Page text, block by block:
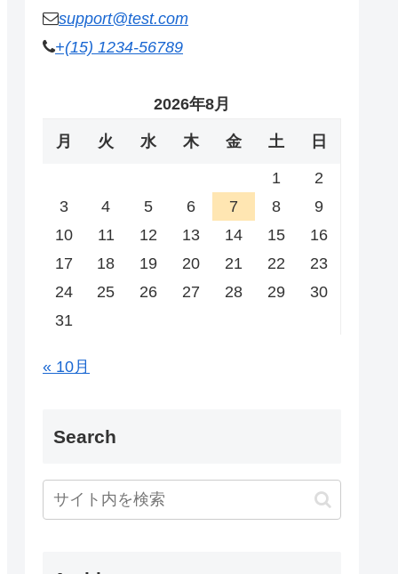
support@test.com
+(15) 1234-56789
2026年8月
月 火 水 木 金 土 日
1
2
3
4 5 6 7 8
9
10
11 12 13 14 15
16
17
18 19 20 21 22
23
24
25 26 27 28 29
30
31
« 10月
Search